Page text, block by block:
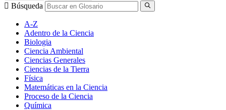
Búsqueda
A-Z
Adentro de la Ciencia
Biologia
Ciencia Ambiental
Ciencias Generales
Ciencias de la Tierra
Física
Matemáticas en la Ciencia
Proceso de la Ciencia
Química